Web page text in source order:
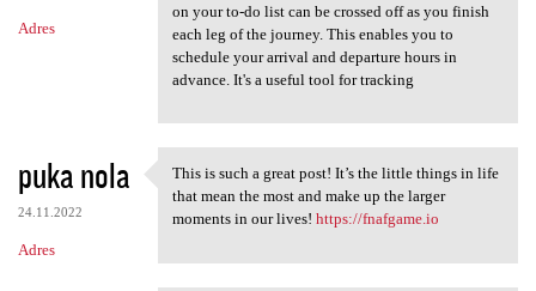
Adres
on your to-do list can be crossed off as you finish
each leg of the journey. This enables you to
schedule your arrival and departure hours in
advance. It's a useful tool for tracking
puka nola
24.11.2022
Adres
This is such a great post! It
This is such a great post! It’s the little things in life
that mean the most and make up the larger
moments in our lives! https://fnafgame.io